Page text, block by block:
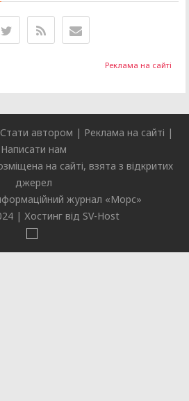
Реклама на сайті
Стати автором | Реклама на сайті |
Написати нам
на сайті, взята з відкритих
джерел
журнал «Морс»
| Хостинг від SV-Host